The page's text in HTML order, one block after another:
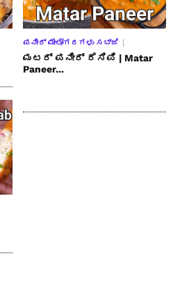
ಪನೀರ್ ಮೇಲೋಗರಗಳು ಸಬ್ಜಿ
ಮಟರ್ ಪನೀರ್ ರೆಸಿಪಿ | Matar
Paneer...